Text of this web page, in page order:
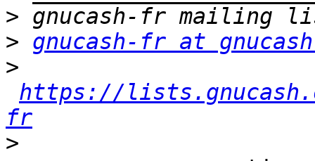
>
> gnucash-fr at
>
https://
fr
>